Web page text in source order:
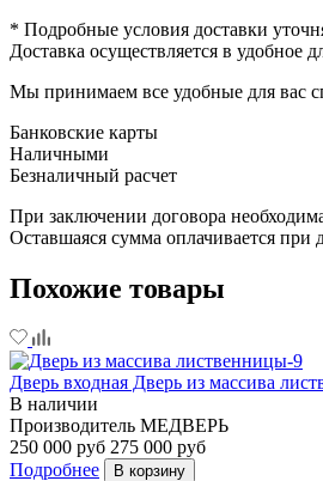
* Подробные условия доставки
Доставка осуществляется в удобное
Мы принимаем все удобные для вас
Банковские карты
Наличными
Безналичный расчет
При заключении договора
Оставшаяся сумма оплачивается при
Похожие товары
Дверь входная Дверь из массива
В наличии
Производитель МЕДВЕРЬ
250 000 руб 275 000 руб
Подробнее
В корзину